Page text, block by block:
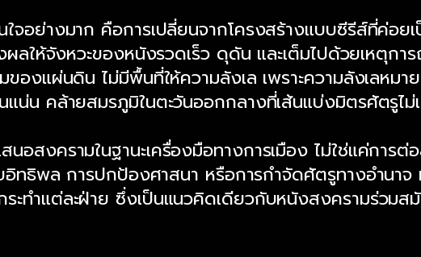
ใจอย่างมาก คือการเปลี่ยนจากโครงสร้างแบบซีรีส์ที่ค่อ
ผลให้จังหวะของหนังรวดเร็ว ดุดัน และเต็มไปด้วยเหตุ
ของแผ่นดิน ไม่มีพื้นที่ให้ความลังเล เพราะความลังเลหม
แน่น คล้ายสมรภูมิในตะวันออกกลางที่เส้นแบ่งมิตรศัตรูไม่
อสงครามในฐานะเครื่องมือทางการเมือง ไม่ใช่แค่การ
อิทธิพล การปกป้องศาสนา หรือการกำจัดศัตรูทางอำนา
ะทำแต่ละฝ่าย ซึ่งเป็นแนวคิดเดียวกับหนังสงครามร่วม